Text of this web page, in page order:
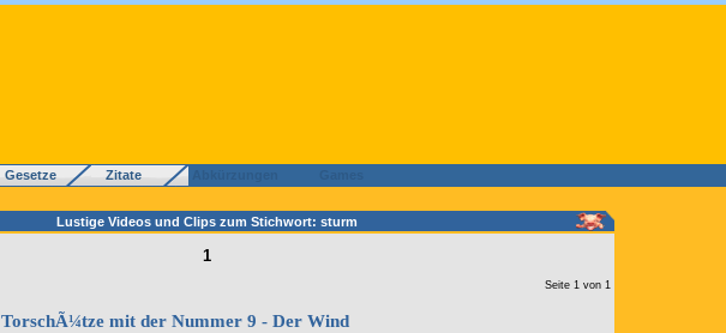
Gesetze Zitate
Lustige Videos und Clips zum Stichwort: sturm
1
Seite 1 von 1
TorschÃ¼tze mit der Nummer 9 - Der Wind